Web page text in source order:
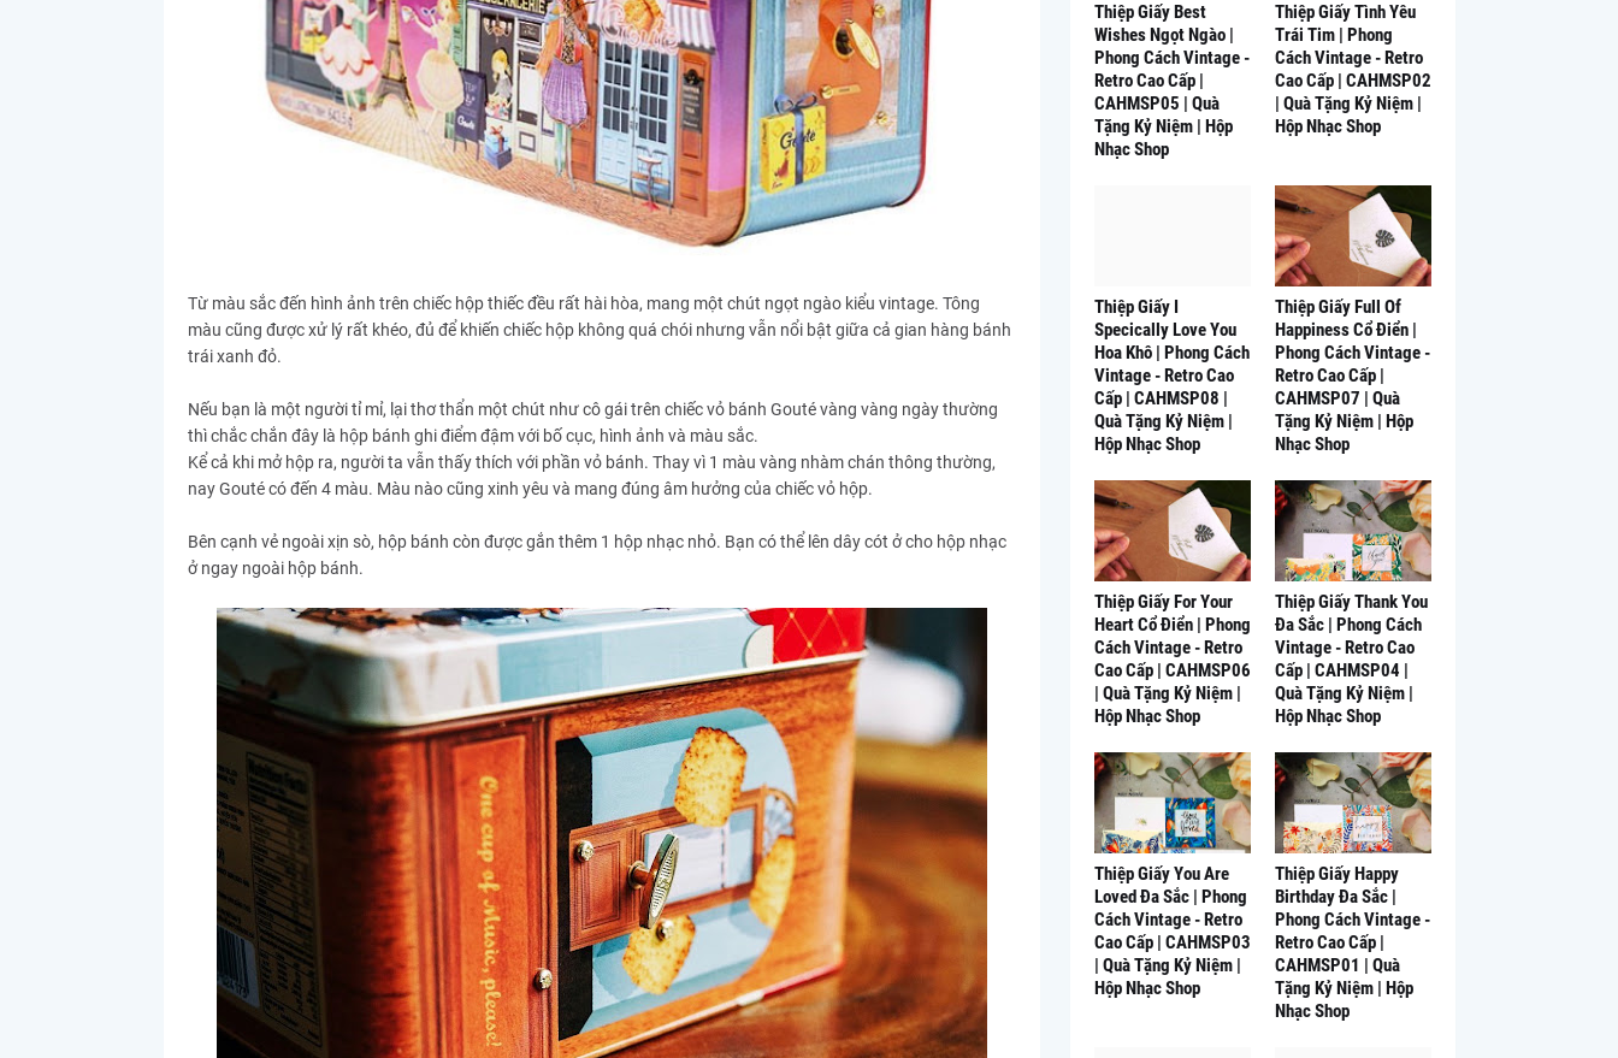
Từ màu sắc đến hình ảnh trên chiếc hộp thiếc đều rất hài hòa, mang một chút ngọt ngào kiểu vintage. Tông
màu cũng được xử lý rất khéo, đủ để khiến chiếc hộp không quá chói nhưng vẫn nổi bật giữa cả gian hàng bánh
trái xanh đỏ.
Nếu bạn là một người tỉ mỉ, lại thơ thẩn một chút như cô gái trên chiếc vỏ bánh Gouté vàng vàng ngày thường
thì chắc chắn đây là hộp bánh ghi điểm đậm với bố cục, hình ảnh và màu sắc.
Kể cả khi mở hộp ra, người ta vẫn thấy thích với phần vỏ bánh. Thay vì 1 màu vàng nhàm chán thông thường,
nay Gouté có đến 4 màu. Màu nào cũng xinh yêu và mang đúng âm hưởng của chiếc vỏ hộp.
Bên cạnh vẻ ngoài xịn sò, hộp bánh còn được gắn thêm 1 hộp nhạc nhỏ. Bạn có thể lên dây cót ở cho hộp nhạc
ở ngay ngoài hộp bánh.
Thiệp Giấy Best
Wishes Ngọt Ngào |
Phong Cách Vintage -
Retro Cao Cấp |
CAHMSP05 | Quà
Tặng Kỷ Niệm | Hộp
Nhạc Shop
Thiệp Giấy Tình Yêu
Trái Tim | Phong
Cách Vintage - Retro
Cao Cấp | CAHMSP02
| Quà Tặng Kỷ Niệm |
Hộp Nhạc Shop
Thiệp Giấy I
Specically Love You
Hoa Khô | Phong Cách
Vintage - Retro Cao
Cấp | CAHMSP08 |
Quà Tặng Kỷ Niệm |
Hộp Nhạc Shop
Thiệp Giấy Full Of
Happiness Cổ Điển |
Phong Cách Vintage -
Retro Cao Cấp |
CAHMSP07 | Quà
Tặng Kỷ Niệm | Hộp
Nhạc Shop
Thiệp Giấy For Your
Heart Cổ Điển | Phong
Cách Vintage - Retro
Cao Cấp | CAHMSP06
| Quà Tặng Kỷ Niệm |
Hộp Nhạc Shop
Thiệp Giấy Thank You
Đa Sắc | Phong Cách
Vintage - Retro Cao
Cấp | CAHMSP04 |
Quà Tặng Kỷ Niệm |
Hộp Nhạc Shop
Thiệp Giấy You Are
Loved Đa Sắc | Phong
Cách Vintage - Retro
Cao Cấp | CAHMSP03
| Quà Tặng Kỷ Niệm |
Hộp Nhạc Shop
Thiệp Giấy Happy
Birthday Đa Sắc |
Phong Cách Vintage -
Retro Cao Cấp |
CAHMSP01 | Quà
Tặng Kỷ Niệm | Hộp
Nhạc Shop